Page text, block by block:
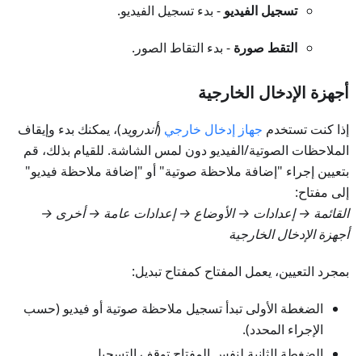
تسجيل الفيديو - بدء تسجيل الفيديو.
التقط صورة - بدء التقاط الصور.
أجهزة الإدخال الخارجية
إذا كنت تستخدم جهاز إدخال خارجي (أندرويد)، يمكنك بدء وإيقاف
الملاحظات الصوتية/الفيديو دون لمس الشاشة. للقيام بذلك، قم
بتعيين إجراء "إضافة ملاحظة صوتية" أو "إضافة ملاحظة فيديو"
إلى مفتاح:
القائمة → إعدادات → الأوضاع → إعدادات عامة → أخرى →
أجهزة الإدخال الخارجية
بمجرد التعيين، يعمل المفتاح كمفتاح تبديل:
الضغطة الأولى تبدأ تسجيل ملاحظة صوتية أو فيديو (حسب
الإجراء المحدد).